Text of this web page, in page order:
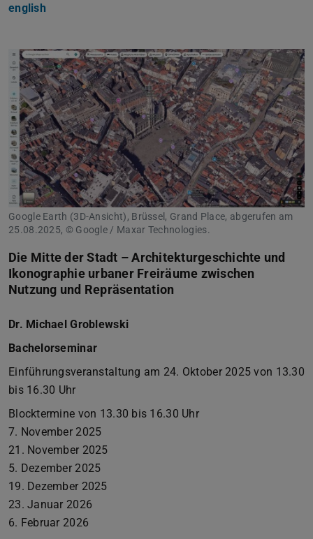
english
Google Earth (3D-Ansicht), Brüssel, Grand Place, abgerufen am
25.08.2025, © Google / Maxar Technologies.
Die Mitte der Stadt – Architekturgeschichte und
Ikonographie urbaner Freiräume zwischen
Nutzung und Repräsentation
Dr. Michael Groblewski
Bachelorseminar
Einführungsveranstaltung am 24. Oktober 2025 von 13.30
bis 16.30 Uhr
Blocktermine von 13.30 bis 16.30 Uhr
7. November 2025
21. November 2025
5. Dezember 2025
19. Dezember 2025
23. Januar 2026
6. Februar 2026